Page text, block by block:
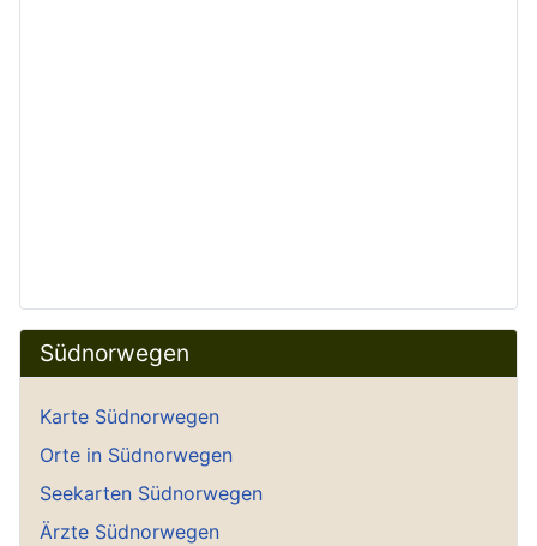
Südnorwegen
Karte Südnorwegen
Orte in Südnorwegen
Seekarten Südnorwegen
Ärzte Südnorwegen